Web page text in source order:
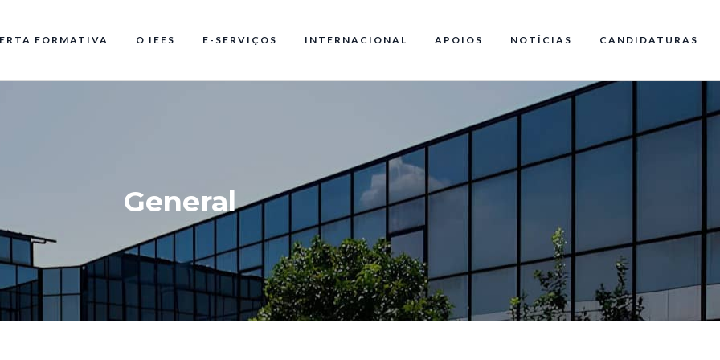
FORMATIVA O IEES E-SERVIÇOS INTERNACIONAL APOIOS NOTÍCIAS CANDIDATURAS
General